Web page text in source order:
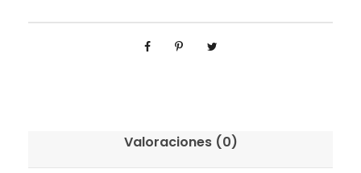
Valoraciones (0)